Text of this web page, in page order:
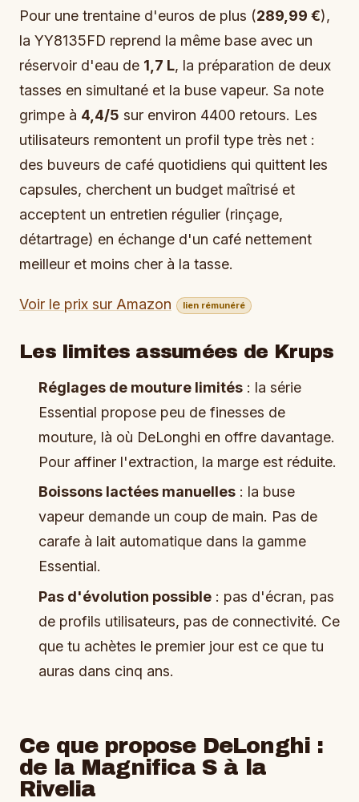
Pour une trentaine d'euros de plus (289,99 €),
la YY8135FD reprend la même base avec un
réservoir d'eau de 1,7 L, la préparation de deux
tasses en simultané et la buse vapeur. Sa note
grimpe à 4,4/5 sur environ 4400 retours. Les
utilisateurs remontent un profil type très net :
des buveurs de café quotidiens qui quittent les
capsules, cherchent un budget maîtrisé et
acceptent un entretien régulier (rinçage,
détartrage) en échange d'un café nettement
meilleur et moins cher à la tasse.
Voir le prix sur Amazon lien rémunéré
Les limites assumées de Krups
Réglages de mouture limités : la série
Essential propose peu de finesses de
mouture, là où DeLonghi en offre davantage.
Pour affiner l'extraction, la marge est réduite.
Boissons lactées manuelles : la buse
vapeur demande un coup de main. Pas de
carafe à lait automatique dans la gamme
Essential.
Pas d'évolution possible : pas d'écran, pas
de profils utilisateurs, pas de connectivité. Ce
que tu achètes le premier jour est ce que tu
auras dans cinq ans.
Ce que propose DeLonghi :
de la Magnifica S à la
Rivelia